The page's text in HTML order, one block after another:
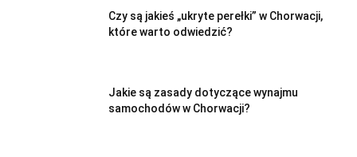
Czy są jakieś „ukryte perełki” w Chorwacji,
które warto odwiedzić?
Jakie są zasady dotyczące wynajmu
samochodów w Chorwacji?